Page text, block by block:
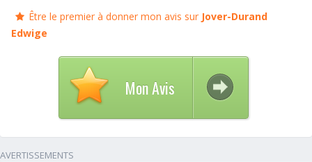
Être le premier à donner mon avis sur Jover-Durand
Edwige
Mon Avis
AVERTISSEMENTS